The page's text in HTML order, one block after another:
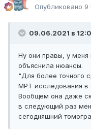
Опубликовано 9
09.06.2021 в
Ну они правы, у меня
объяснила нюансы.
"Для более точного
МРТ исследования в
Вообщем она даже
в следующий раз
сегодняшний